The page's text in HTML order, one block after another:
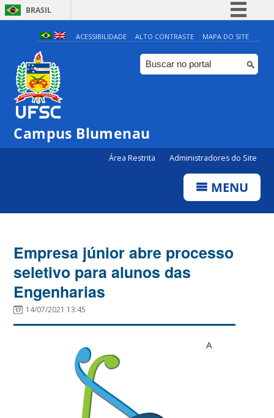
BRASIL
Simplifique!
Comunica BR
Participe
ACESSIBILIDADE ALTO CONTRASTE MAPA DO SITE
Campus Blumenau
Área Restrita Administradores do Site
MENU
Empresa júnior abre processo
seletivo para alunos das
Engenharias
14/07/2021 13:45
A